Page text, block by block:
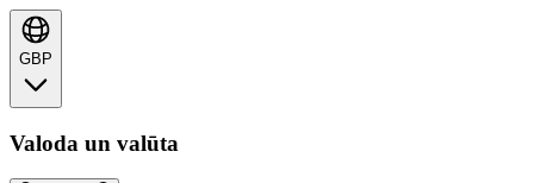
GBP
Valoda un valūta